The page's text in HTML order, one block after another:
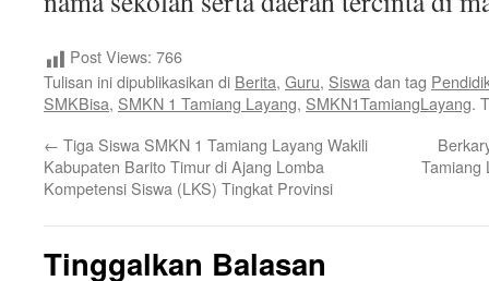
Post Views: 766
Tulisan ini dipublikasikan di Berita, Guru, Siswa dan tag
SMKBisa, SMKN 1 Tamiang Layang, SMKN1TamiangLayang.
← Tiga Siswa SMKN 1 Tamiang Layang Wakili
Kabupaten Barito Timur di Ajang Lomba
Kompetensi Siswa (LKS) Tingkat Provinsi
Tamiang
Tinggalkan Balasan